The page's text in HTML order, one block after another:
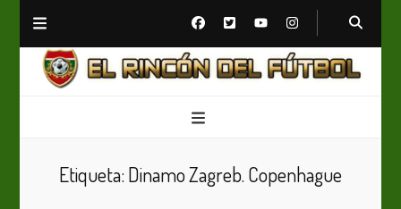
Etiqueta: Dinamo Zagreb. Copenhague